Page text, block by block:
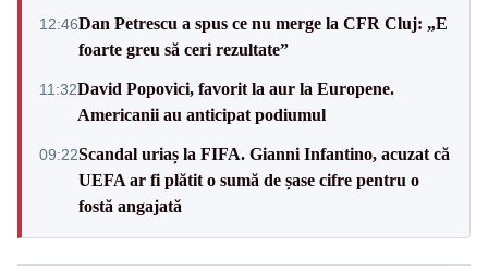
12:46Dan Petrescu a spus ce nu merge la CFR Cluj: „E
foarte greu să ceri rezultate”
11:32David Popovici, favorit la aur la Europene.
Americanii au anticipat podiumul
09:22Scandal uriaș la FIFA. Gianni Infantino, acuzat că
UEFA ar fi plătit o sumă de șase cifre pentru o
fostă angajată